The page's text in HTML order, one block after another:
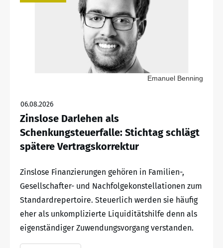
Emanuel Benning
06.08.2026
Zinslose Darlehen als
Schenkungsteuerfalle: Stichtag schlägt
spätere Vertragskorrektur
Zinslose Finanzierungen gehören in Familien-,
Gesellschafter- und Nachfolgekonstellationen zum
Standardrepertoire. Steuerlich werden sie häufig
eher als unkomplizierte Liquiditätshilfe denn als
eigenständiger Zuwendungsvorgang verstanden.